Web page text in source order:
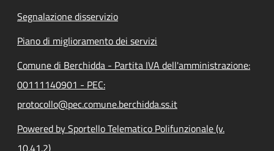
Segnalazione disservizio
Piano di miglioramento dei servizi
Comune di Berchidda - Partita IVA dell'amministrazione:
00111140901 - PEC:
protocollo@pec.comune.berchidda.ss.it
Powered by Sportello Telematico Polifunzionale (v.
10.41.2)